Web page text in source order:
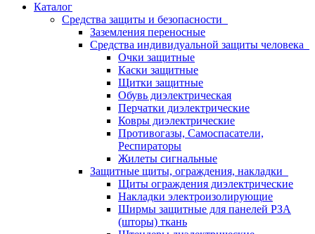
Каталог
Средства защиты и безопасности
Заземления переносные
Средства индивидуальной защиты человека
Очки защитные
Каски защитные
Щитки защитные
Обувь диэлектрическая
Перчатки диэлектрические
Ковры диэлектрические
Противогазы, Самоспасатели,
Респираторы
Жилеты сигнальные
Защитные щиты, ограждения, накладки
Щиты ограждения диэлектрические
Накладки электроизолирующие
Ширмы защитные для панелей РЗА
(шторы) ткань